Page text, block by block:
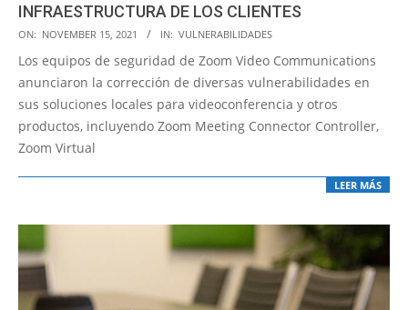
INFRAESTRUCTURA DE LOS CLIENTES
2021-
11-
ON: NOVEMBER 15, 2021 IN: VULNERABILIDADES
Los equipos de seguridad de Zoom Video Communications
anunciaron la corrección de diversas vulnerabilidades en
sus soluciones locales para videoconferencia y otros
productos, incluyendo Zoom Meeting Connector Controller,
Zoom Virtual
LEER MÁS